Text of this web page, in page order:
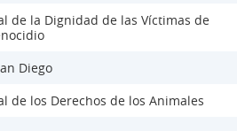
de la Dignidad de las Víctimas de
Diego
de los Derechos de los Animales